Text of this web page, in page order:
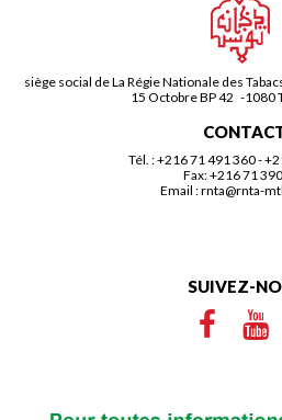
siège social de La Régie Nationale des
15 Octobre BP 42 -1080
Tél. :+216 71 491 360-
Fax: +216 71
Email :rnta@rnta-
SUIVEZ-